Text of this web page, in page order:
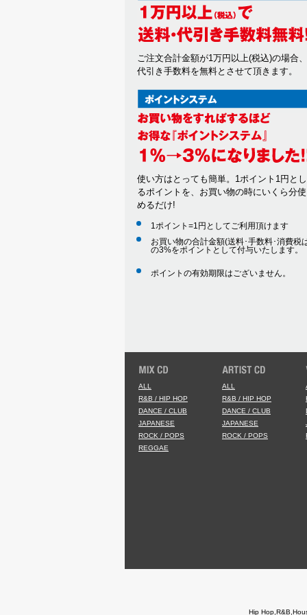
ご注文合計金額が1万円以上(税込)の場合
代引き手数料を無料とさせて頂きます。
使い方はとっても簡単。1ポイント1円と
るポイントを、お買い物の時にいくら分
めるだけ!
1ポイント=1円としてご利用頂けます
お買い物の合計金額(送料･手数料･消費税
の3%をポイントとして付与いたします。
ポイントの有効期限はございません。
ALL
R&B / HIP HOP
DANCE / CLUB
JAPANESE
ROCK / POPS
REGGAE
ALL
R&B / HIP HOP
DANCE / CLUB
JAPANESE
ROCK / POPS
Hip